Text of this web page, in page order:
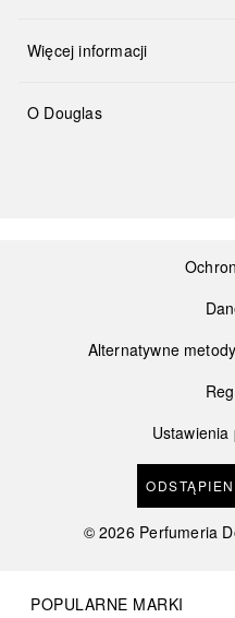
Więcej informacji
O Douglas
Alternatywne
©2026 Perfumeria
POPULARNE MARKI